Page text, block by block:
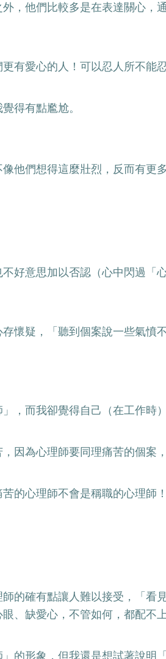
，他們比較多是在表達關心，
有愛心的人！可以忍人所不能
得有點尷尬。
他們想得這麼壯烈，反而有更
好意思加以否認（心中閃過「
懷疑，「聽到個案說一些氣憤
，而我卻覺得自己（在工作時）
因為心理師要同理痛苦的個案
的心理師不會是稱職的心理師！
的確有點讓人難以接受，「看
缺愛心，不管如何，都配不上
的形象，但我還是想試著說明